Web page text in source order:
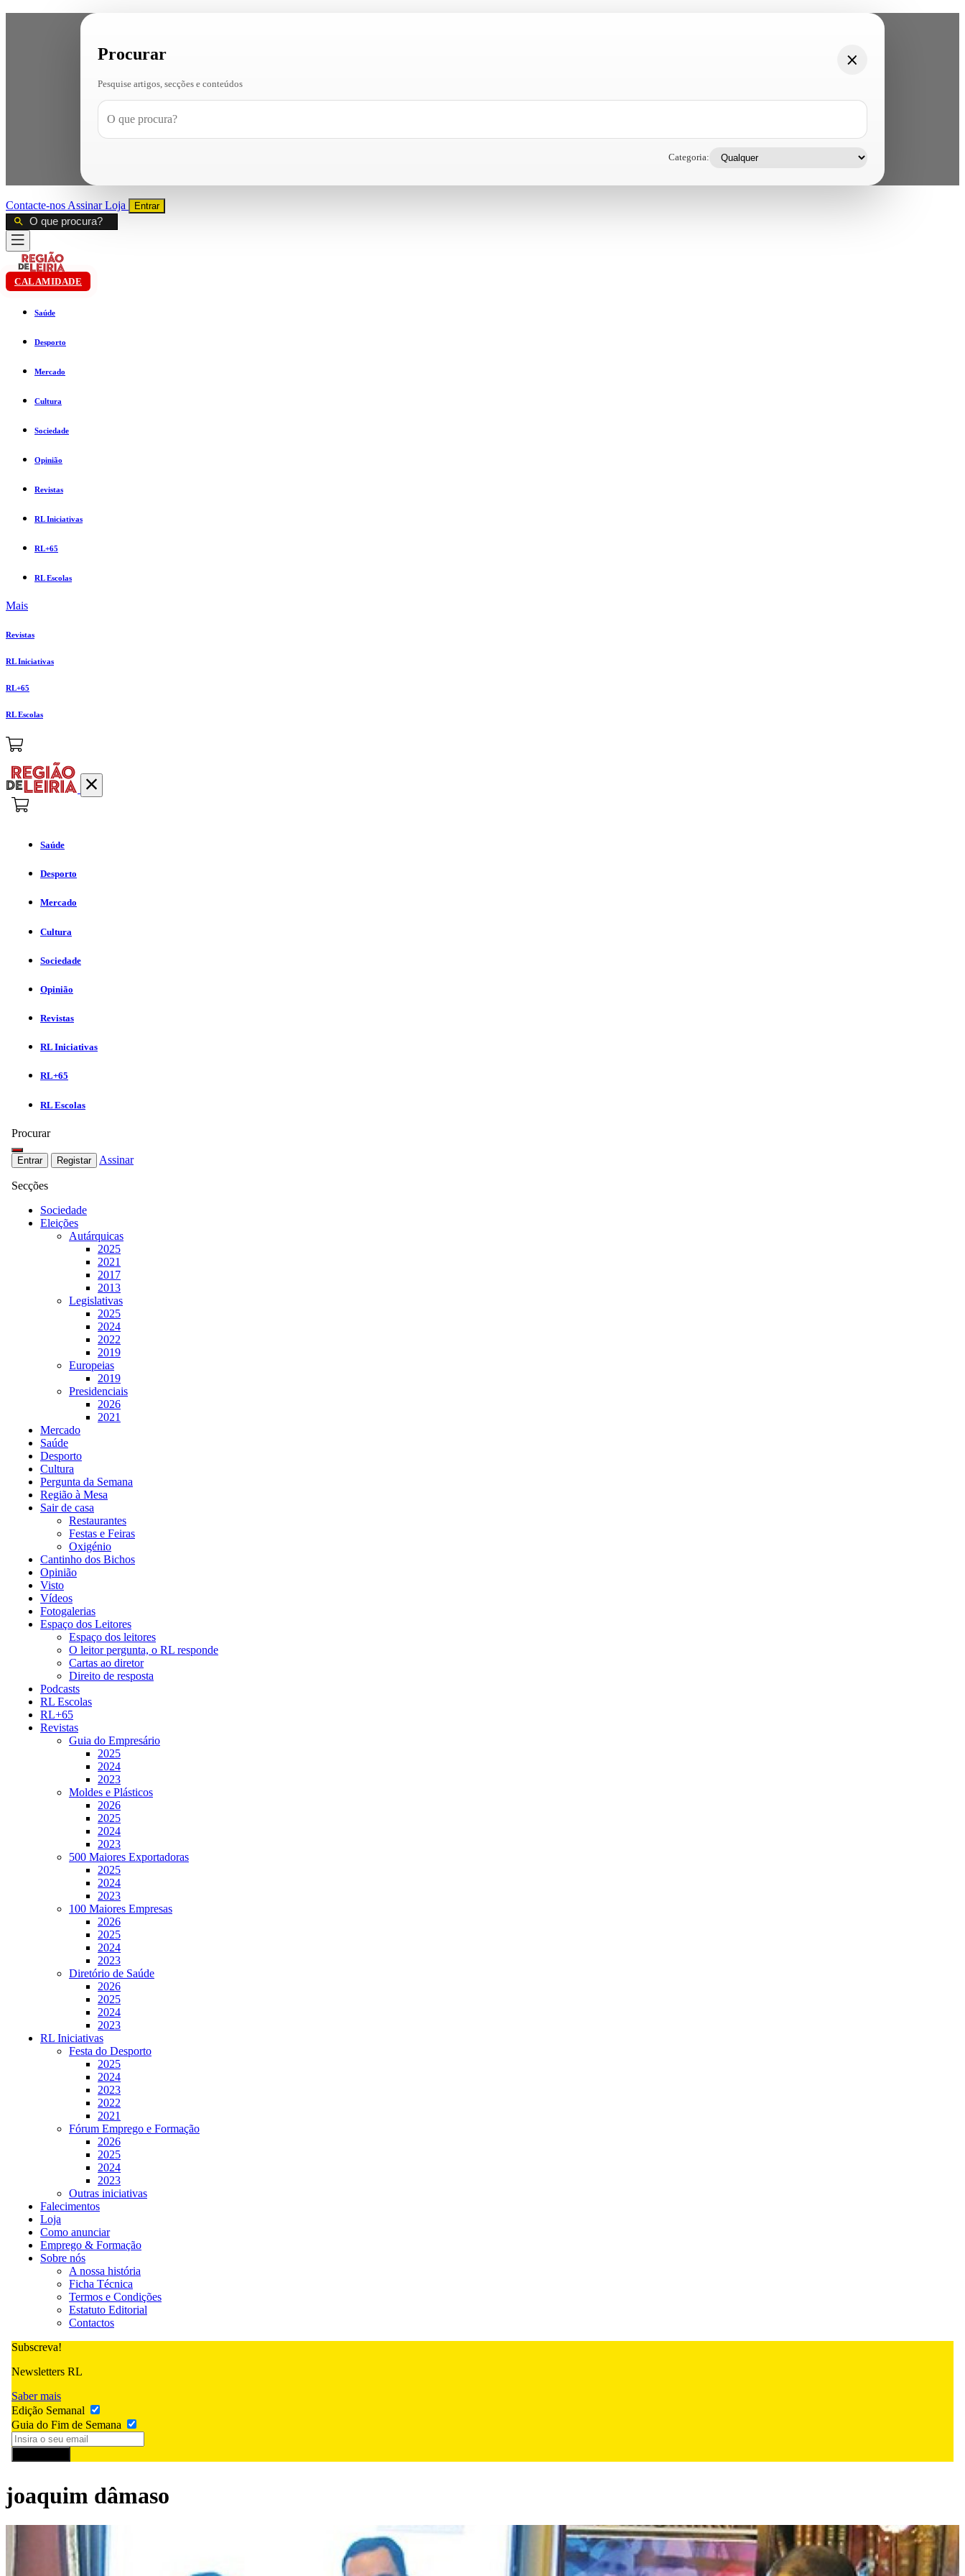
Procurar
Pesquise artigos, secções e conteúdos
Categoria:
Contacte-nos AssinarLoja Entrar
CALAMIDADE
Saúde
Desporto
Mercado
Cultura
Sociedade
Opinião
Revistas
RL Iniciativas
RL+65
RL Escolas
Mais
Revistas
RL Iniciativas
RL+65
RL Escolas
Saúde
Desporto
Mercado
Cultura
Sociedade
Opinião
Revistas
RL Iniciativas
RL+65
RL Escolas
Procurar
Entrar Registar Assinar
Secções
Sociedade
Eleições
Autárquicas
2025
2021
2017
2013
Legislativas
2025
2024
2022
2019
Europeias
2019
Presidenciais
2026
2021
Mercado
Saúde
Desporto
Cultura
Pergunta da Semana
Região à Mesa
Sair de casa
Restaurantes
Festas e Feiras
Oxigénio
Cantinho dos Bichos
Opinião
Visto
Vídeos
Fotogalerias
Espaço dos Leitores
Espaço dos leitores
O leitor pergunta, o RL responde
Cartas ao diretor
Direito de resposta
Podcasts
RL Escolas
RL+65
Revistas
Guia do Empresário
2025
2024
2023
Moldes e Plásticos
2026
2025
2024
2023
500 Maiores Exportadoras
2025
2024
2023
100 Maiores Empresas
2026
2025
2024
2023
Diretório de Saúde
2026
2025
2024
2023
RL Iniciativas
Festa do Desporto
2025
2024
2023
2022
2021
Fórum Emprego e Formação
2026
2025
2024
2023
Outras iniciativas
Falecimentos
Loja
Como anunciar
Emprego & Formação
Sobre nós
A nossa história
Ficha Técnica
Termos e Condições
Estatuto Editorial
Contactos
Subscreva!
Newsletters RL
Saber mais
Edição Semanal
Guia do Fim de Semana
joaquim dâmaso